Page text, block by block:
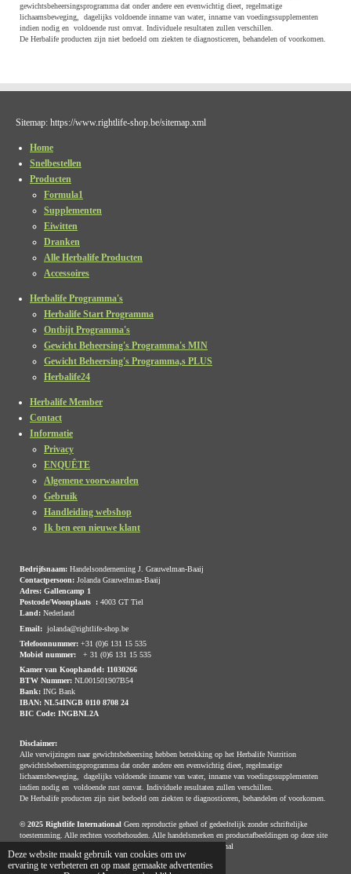
Deze website maakt gebruik van cookies om uw
ervaring te verbeteren en op maat gemaakte advertenties
gewichtsbeheersingsprogramma dat onder andere een evenwichtig dieet, regelmatige
lichaamsbeweging, dagelijks voldoende inname van water, inname van voedingssupplementen
indien nodig en voldoende rust omvat. Individuele resultaten zullen verschillen.
De Herbalife producten zijn niet bedoeld om ziekten te diagnosticeren, behandelen of voorkomen.
Sitemap: https://www.rightlife-shop.be/sitemap.xml
Home
Snelbestellen
Producten
Formula1
Supplementen
Eiwitten
Dranken
Alle Herbalife Producten
Accessoires
Herbalife Programma's
Herbalife Start Programma
Ontbijt Programma's
Gewicht Beheersing's Programma's MIN
Gewicht Beheersing's Programma,s PLUS
Herbalife24
Herbalife Member
Contact
Informatie
Privacy
ENQUÊTE
Algemene voorwaarden
Gebruik
Handleiding webshop
Ik ben een nieuwe klant
Bedrijfsnaam: Handelsonderneming J. Grauwelman-Baaij
Contactpersoon: Jolanda Grauwelman-Baaij
Adres: Gallencamp 1
Postcode/Woonplaats : 4003 GT Tiel
Land: Nederland
Email: jolanda@rightlife-shop.be
Telefoonnummer: +31 (0)6 131 15 535
Mobiel nummer:
+ 31 (0)6 131 15 535
Kamer van Koophandel: 11030266
BTW Nummer: NL001501907B54
Bank: ING Bank
IBAN: NL54INGB 0110 8708 24
BIC Code: INGBNL2A
Disclaimer:
Alle verwijzingen naar gewichtsbeheersing hebben betrekking op het Herbalife Nutrition
gewichtsbeheersingsprogramma dat onder andere een evenwichtig dieet, regelmatige
lichaamsbeweging, dagelijks voldoende inname van water, inname van voedingssupplementen
indien nodig en voldoende rust omvat. Individuele resultaten zullen verschillen.
De Herbalife producten zijn niet bedoeld om ziekten te diagnosticeren, behandelen of voorkomen.
© 2025 Rightlife International Geen reproductie geheel of gedeeltelijk zonder schriftelijke
toestemming. Alle rechten voorbehouden. Alle handelsmerken en productafbeeldingen op deze site
zijn, tenzij anders aangegeven, eigendom van Rightlife International
© 2020 - 2026 Rightlife-shop.be België
Powered byJouwWeb